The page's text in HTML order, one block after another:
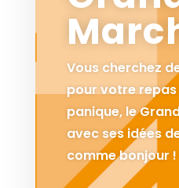
Vous cherchez
pour votre repas
panique, le
avec ses idées
comme bonjour !